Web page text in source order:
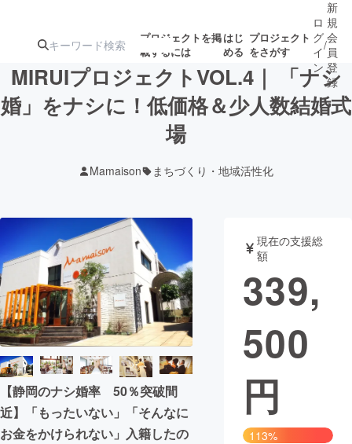
プロジェクトを掲
載するには
はじ
める
プロジェクト
をさがす
注目の新着プロ
テクノロジー・ガジェット
映像・映画 書籍・雑誌
ビジネス・起業 チャレンジ
まちづくり・地域活性化
CAMPFIRE for Social Good
CAMPFIRE Creation
ロ
グ
イ
ン
/
新
規
会
員
登
録
MIRUIプロジェクトVOL.4｜ 「ナシ
婚」をナシに！低価格＆少人数結婚式
場
Mamaison まちづくり・地域活性化
【静岡のナシ婚率 50％突破間
近】「もったいない」「そんなに
お金をかけられない」入籍したの
現在の支援総
額
339,
500
円
113%